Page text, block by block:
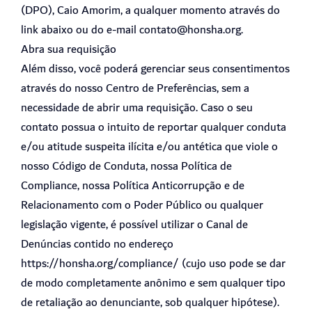
(DPO), Caio Amorim, a qualquer momento através do
link abaixo ou do e-mail contato@honsha.org.
Abra sua requisição
Além disso, você poderá gerenciar seus consentimentos
através do nosso Centro de Preferências, sem a
necessidade de abrir uma requisição. Caso o seu
contato possua o intuito de reportar qualquer conduta
e/ou atitude suspeita ilícita e/ou antética que viole o
nosso Código de Conduta, nossa Política de
Compliance, nossa Política Anticorrupção e de
Relacionamento com o Poder Público ou qualquer
legislação vigente, é possível utilizar o Canal de
Denúncias contido no endereço
https://honsha.org/compliance/ (cujo uso pode se dar
de modo completamente anônimo e sem qualquer tipo
de retaliação ao denunciante, sob qualquer hipótese).